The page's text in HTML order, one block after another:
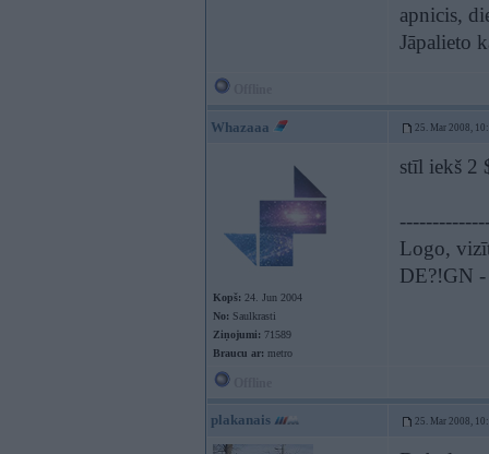
apnicis,
Jāpalieto
Whazaaa 25. Mar 2008,
Kopš: 24. Jun 2004
No: Saulkrasti
Ziņojumi: 71589
Braucu ar: metro
stīl iekš 2
Logo,
DE?!GN -
plakanais 25. Mar 2008,